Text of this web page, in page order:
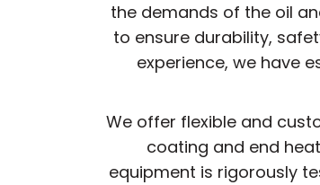
the demands of the oil
to ensure durability,
experience, we have
We offer flexible and
coating and end
equipment is rigorously